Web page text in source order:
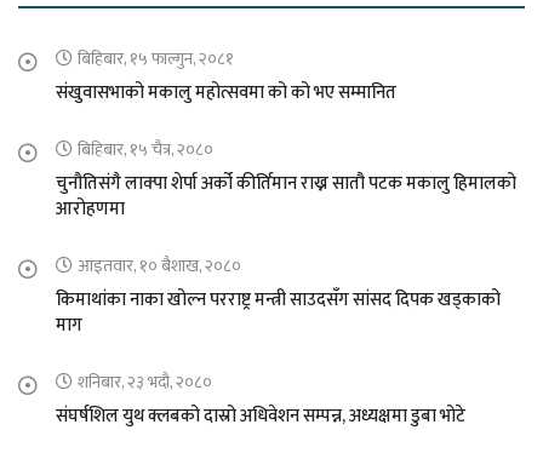
बिहिबार, १५ फाल्गुन, २०८१
संखुवासभाको मकालु महोत्सवमा को को भए सम्मानित
बिहिबार, १५ चैत्र, २०८०
चुनौतिसंगै लाक्पा शेर्पा अर्को कीर्तिमान राख्न सातौ पटक मकालु हिमालको
आरोहणमा
आइतवार, १० बैशाख, २०८०
किमाथांका नाका खोल्न परराष्ट्र मन्त्री साउदसँग सांसद दिपक खड्काको
माग
शनिबार, २३ भदौ, २०८०
संघर्षशिल युथ क्लबको दास्रो अधिवेशन सम्पन्न, अध्यक्षमा डुबा भोटे